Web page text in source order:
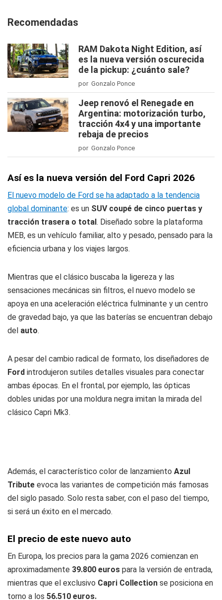
Recomendadas
RAM Dakota Night Edition, así
es la nueva versión oscurecida
de la pickup: ¿cuánto sale?
por Gonzalo Ponce
Jeep renovó el Renegade en
Argentina: motorización turbo,
tracción 4x4 y una importante
rebaja de precios
por Gonzalo Ponce
Así es la nueva versión del Ford Capri 2026
El nuevo modelo de Ford se ha adaptado a la tendencia
global dominante: es un SUV coupé de cinco puertas y
tracción trasera o total. Diseñado sobre la plataforma
MEB, es un vehículo familiar, alto y pesado, pensado para la
eficiencia urbana y los viajes largos.
Mientras que el clásico buscaba la ligereza y las
sensaciones mecánicas sin filtros, el nuevo modelo se
apoya en una aceleración eléctrica fulminante y un centro
de gravedad bajo, ya que las baterías se encuentran debajo
del auto.
A pesar del cambio radical de formato, los diseñadores de
Ford introdujeron sutiles detalles visuales para conectar
ambas épocas. En el frontal, por ejemplo, las ópticas
dobles unidas por una moldura negra imitan la mirada del
clásico Capri Mk3.
Además, el característico color de lanzamiento Azul
Tribute evoca las variantes de competición más famosas
del siglo pasado. Solo resta saber, con el paso del tiempo,
si será un éxito en el mercado.
El precio de este nuevo auto
En Europa, los precios para la gama 2026 comienzan en
aproximadamente 39.800 euros para la versión de entrada,
mientras que el exclusivo Capri Collection se posiciona en
torno a los 56.510 euros.